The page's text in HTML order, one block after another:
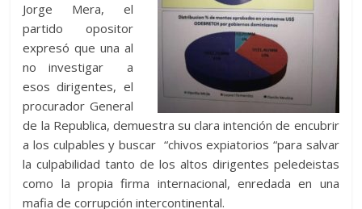
Jorge Mera, el
partido opositor
expresó que una al
no investigar a
esos dirigentes, el
procurador General
de la Republica, demuestra su clara intención de encubrir
a los culpables y buscar “chivos expiatorios “para salvar
la culpabilidad tanto de los altos dirigentes peledeistas
como la propia firma internacional, enredada en una
mafia de corrupción intercontinental.